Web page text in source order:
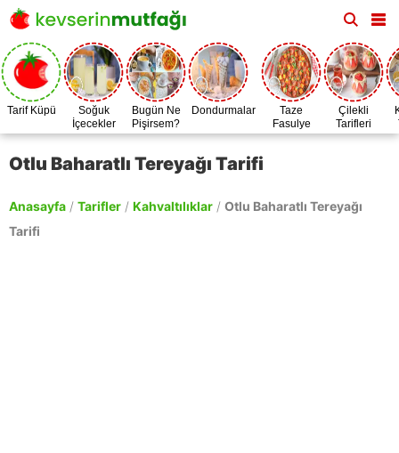
Tarif Küpü
Soğuk
İçecekler
Bugün Ne
Pişirsem?
Dondurmalar
Taze
Fasulye
Zamanı
Çilekli
Tarifleri
Otlu Baharatlı Tereyağı Tarifi
Anasayfa / Tarifler / Kahvaltılıklar / Otlu Baharatlı Tereyağı
Tarifi